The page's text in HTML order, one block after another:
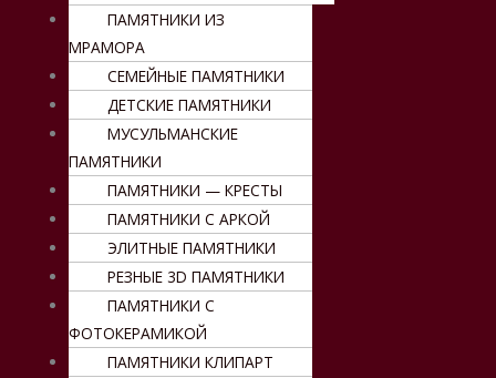
ПАМЯТНИКИ ИЗ
МРАМОРА
СЕМЕЙНЫЕ ПАМЯТНИКИ
ДЕТСКИЕ ПАМЯТНИКИ
МУСУЛЬМАНСКИЕ
ПАМЯТНИКИ
ПАМЯТНИКИ — КРЕСТЫ
ПАМЯТНИКИ С АРКОЙ
ЭЛИТНЫЕ ПАМЯТНИКИ
РЕЗНЫЕ 3D ПАМЯТНИКИ
ПАМЯТНИКИ С
ФОТОКЕРАМИКОЙ
ПАМЯТНИКИ КЛИПАРТ